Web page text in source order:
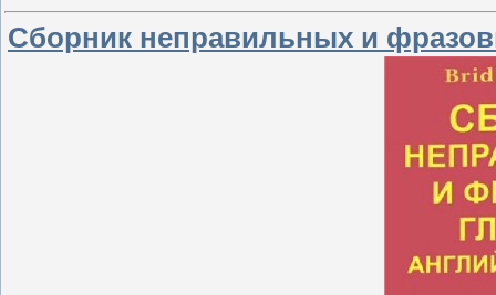
Сборник неправильных и